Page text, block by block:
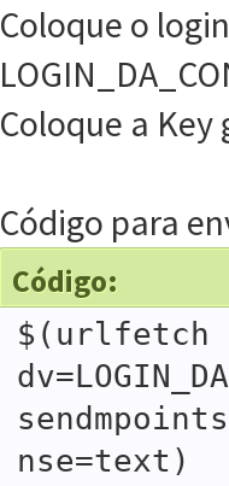
Coloque o
Coloque a Key
Código para
Código:
$(urlfetch
nse=text)